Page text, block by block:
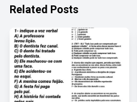
Related Posts